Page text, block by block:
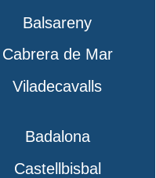
Balsareny
Cabrera de Mar
Viladecavalls
Badalona
Castellbisbal